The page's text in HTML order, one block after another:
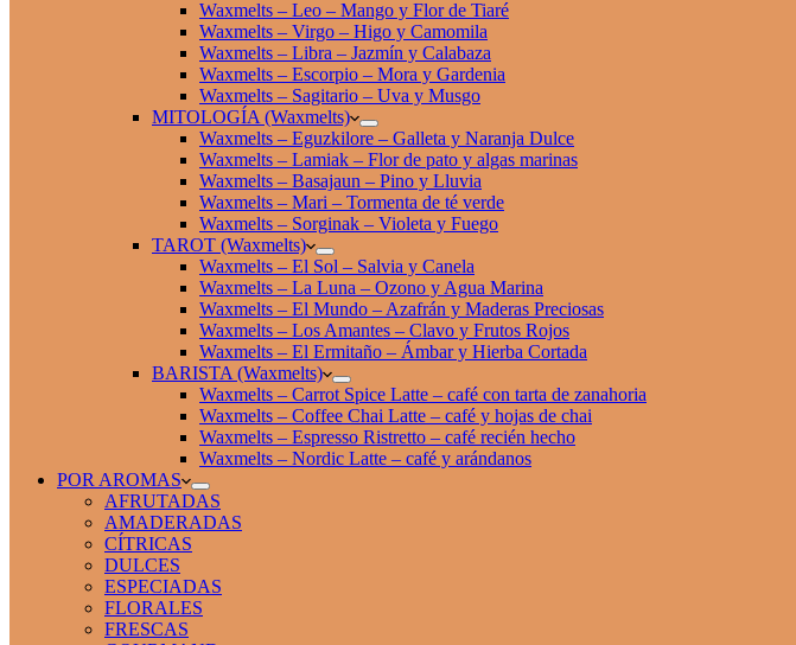
Waxmelts – Leo – Mango y Flor de Tiaré
Waxmelts – Virgo – Higo y Camomila
Waxmelts – Libra – Jazmín y Calabaza
Waxmelts – Escorpio – Mora y Gardenia
Waxmelts – Sagitario – Uva y Musgo
MITOLOGÍA (Waxmelts)
Waxmelts – Eguzkilore – Galleta y Naranja Dulce
Waxmelts – Lamiak – Flor de pato y algas marinas
Waxmelts – Basajaun – Pino y Lluvia
Waxmelts – Mari – Tormenta de té verde
Waxmelts – Sorginak – Violeta y Fuego
TAROT (Waxmelts)
Waxmelts – El Sol – Salvia y Canela
Waxmelts – La Luna – Ozono y Agua Marina
Waxmelts – El Mundo – Azafrán y Maderas Preciosas
Waxmelts – Los Amantes – Clavo y Frutos Rojos
Waxmelts – El Ermitaño – Ámbar y Hierba Cortada
BARISTA (Waxmelts)
Waxmelts – Carrot Spice Latte – café con tarta de zanahoria
Waxmelts – Coffee Chai Latte – café y hojas de chai
Waxmelts – Espresso Ristretto – café recién hecho
Waxmelts – Nordic Latte – café y arándanos
POR AROMAS
AFRUTADAS
AMADERADAS
CÍTRICAS
DULCES
ESPECIADAS
FLORALES
FRESCAS